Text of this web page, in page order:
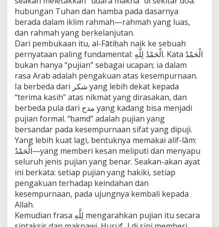
hubungan Tuhan dan hamba pada dasarnya
berada dalam iklim rahmah—rahmah yang luas,
dan rahmah yang berkelanjutan.
Dari pembukaan itu, al-Fātiḥah naik ke sebuah
pernyataan paling fundamental: الْحَمْدُ لِلَّهِ. Kata الْحَمْدُ
bukan hanya “pujian” sebagai ucapan; ia dalam
rasa Arab adalah pengakuan atas kesempurnaan.
Ia berbeda dari شكر yang lebih dekat kepada
“terima kasih” atas nikmat yang dirasakan, dan
berbeda pula dari مدح yang kadang bisa menjadi
pujian formal. “ḥamd” adalah pujian yang
bersandar pada kesempurnaan sifat yang dipuji.
Yang lebih kuat lagi, bentuknya memakai alif-lām:
الْحَمْدُ—yang memberi kesan meliputi dan menyapu
seluruh jenis pujian yang benar. Seakan-akan ayat
ini berkata: setiap pujian yang hakiki, setiap
pengakuan terhadap keindahan dan
kesempurnaan, pada ujungnya kembali kepada
Allah.
Kemudian frasa لِلَّهِ mengarahkan pujian itu secara